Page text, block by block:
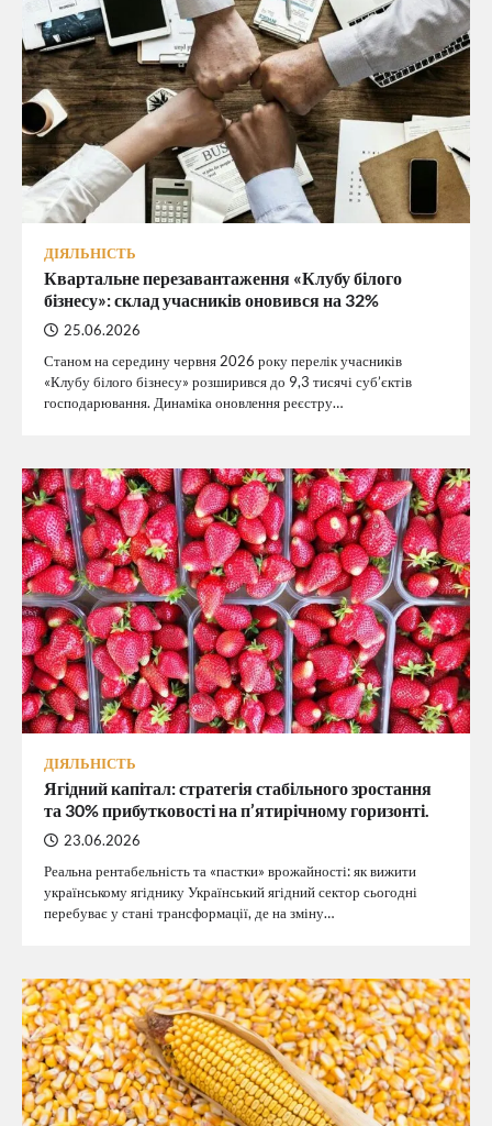
ДІЯЛЬНІСТЬ
Квартальне перезавантаження «Клубу білого
бізнесу»: склад учасників оновився на 32%
25.06.2026
Станом на середину червня 2026 року перелік учасників
«Клубу білого бізнесу» розширився до 9,3 тисячі суб’єктів
господарювання. Динаміка оновлення реєстру…
ДІЯЛЬНІСТЬ
Ягідний капітал: стратегія стабільного зростання
та 30% прибутковості на п’ятирічному горизонті.
23.06.2026
Реальна рентабельність та «пастки» врожайності: як вижити
українському ягіднику Український ягідний сектор сьогодні
перебуває у стані трансформації, де на зміну…